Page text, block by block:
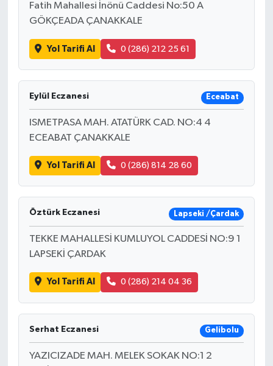
Fatih Mahallesi İnönü Caddesi No:50 A
GÖKÇEADA ÇANAKKALE
Yol Tarifi Al 0 (286) 212 25 61
Eylül Eczanesi Eceabat
ISMETPASA MAH. ATATÜRK CAD. NO:4 4
ECEABAT ÇANAKKALE
Yol Tarifi Al 0 (286) 814 28 60
Öztürk Eczanesi Lapseki /Çardak
TEKKE MAHALLESİ KUMLUYOL CADDESİ NO:9 1
LAPSEKİ ÇARDAK
Yol Tarifi Al 0 (286) 214 04 36
Serhat Eczanesi Gelibolu
YAZICIZADE MAH. MELEK SOKAK NO:1 2